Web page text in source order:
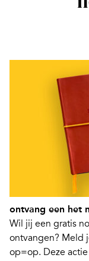
ontvang een het
Wil jij een gratis
ontvangen? Meld
op=op. Deze